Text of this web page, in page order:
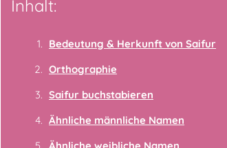
Inhalt:
Bedeutung & Herkunft von Saifur
Orthographie
Saifur buchstabieren
Ähnliche männliche Namen